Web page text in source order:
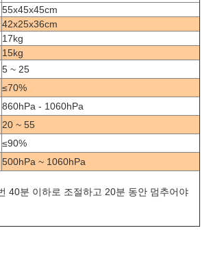
55x45x45cm
42x25x36cm
17kg
15kg
5 ~ 25
≤70%
860hPa - 1060hPa
20 ~ 55
≤90%
500hPa ~ 1060hPa
40분 이하로 조절하고 20분 동안 멈추어야